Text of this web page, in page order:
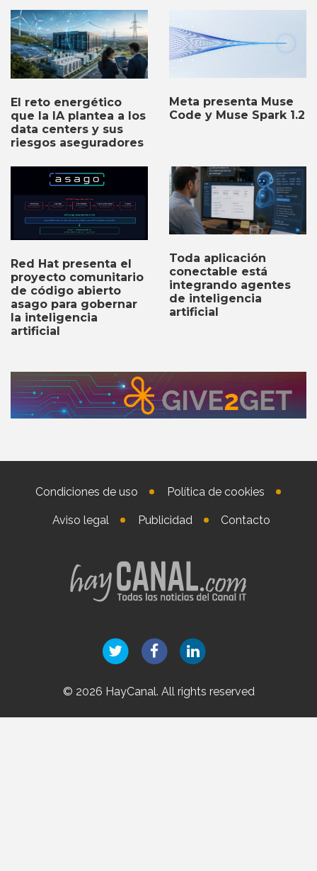
El reto energético
que la IA plantea a los
data centers y sus
riesgos aseguradores
Meta presenta Muse
Code y Muse Spark 1.2
Red Hat presenta el
proyecto comunitario
de código abierto
asago para gobernar
la inteligencia
artificial
Toda aplicación
conectable está
integrando agentes
de inteligencia
artificial
Condiciones de uso Política de cookies
Aviso legal Publicidad Contacto
© 2026 HayCanal. All rights reserved